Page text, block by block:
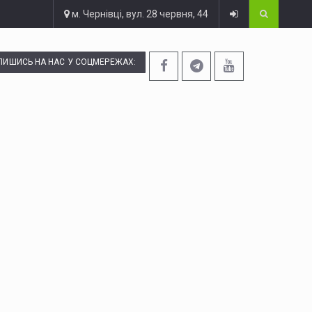
м. Чернівці, вул. 28 червня, 44
НА НАС У СОЦМЕРЕЖАХ: